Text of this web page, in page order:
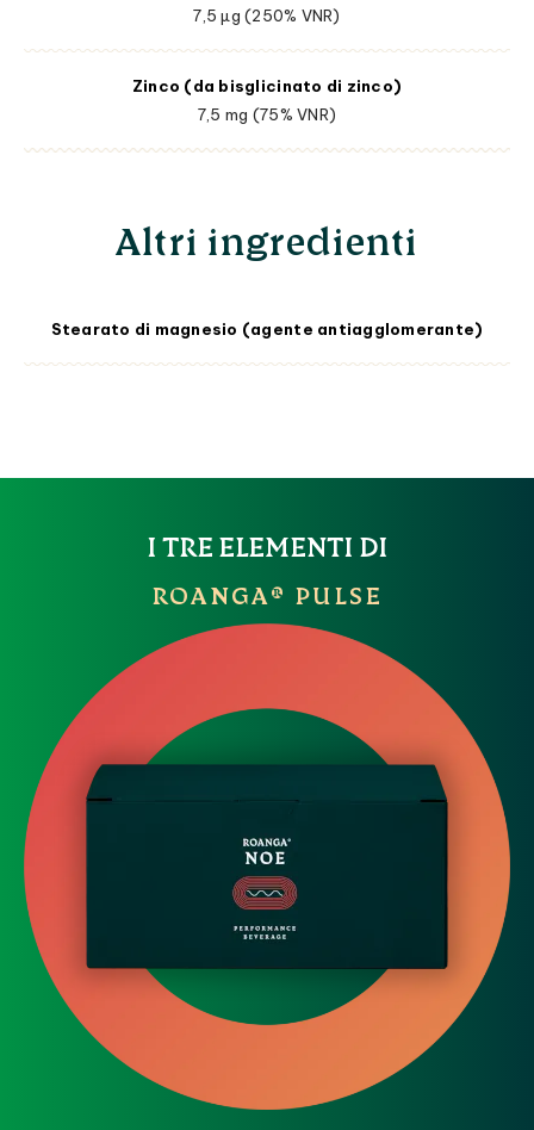
7,5 µg (250% VNR)
Zinco (da bisglicinato di zinco)
7,5 mg (75% VNR)
Altri ingredienti
Stearato di magnesio (agente antiagglomerante)
I TRE ELEMENTI DI
ROANGA® PULSE